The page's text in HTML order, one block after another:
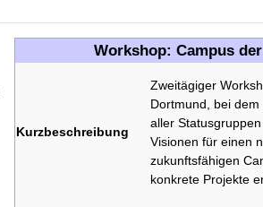
Workshop: Campus
Kurzbeschreibung
Zweitägiger
Dortmund, bei
aller
Visionen für einen
zukunftsfähigen
konkrete Projekte